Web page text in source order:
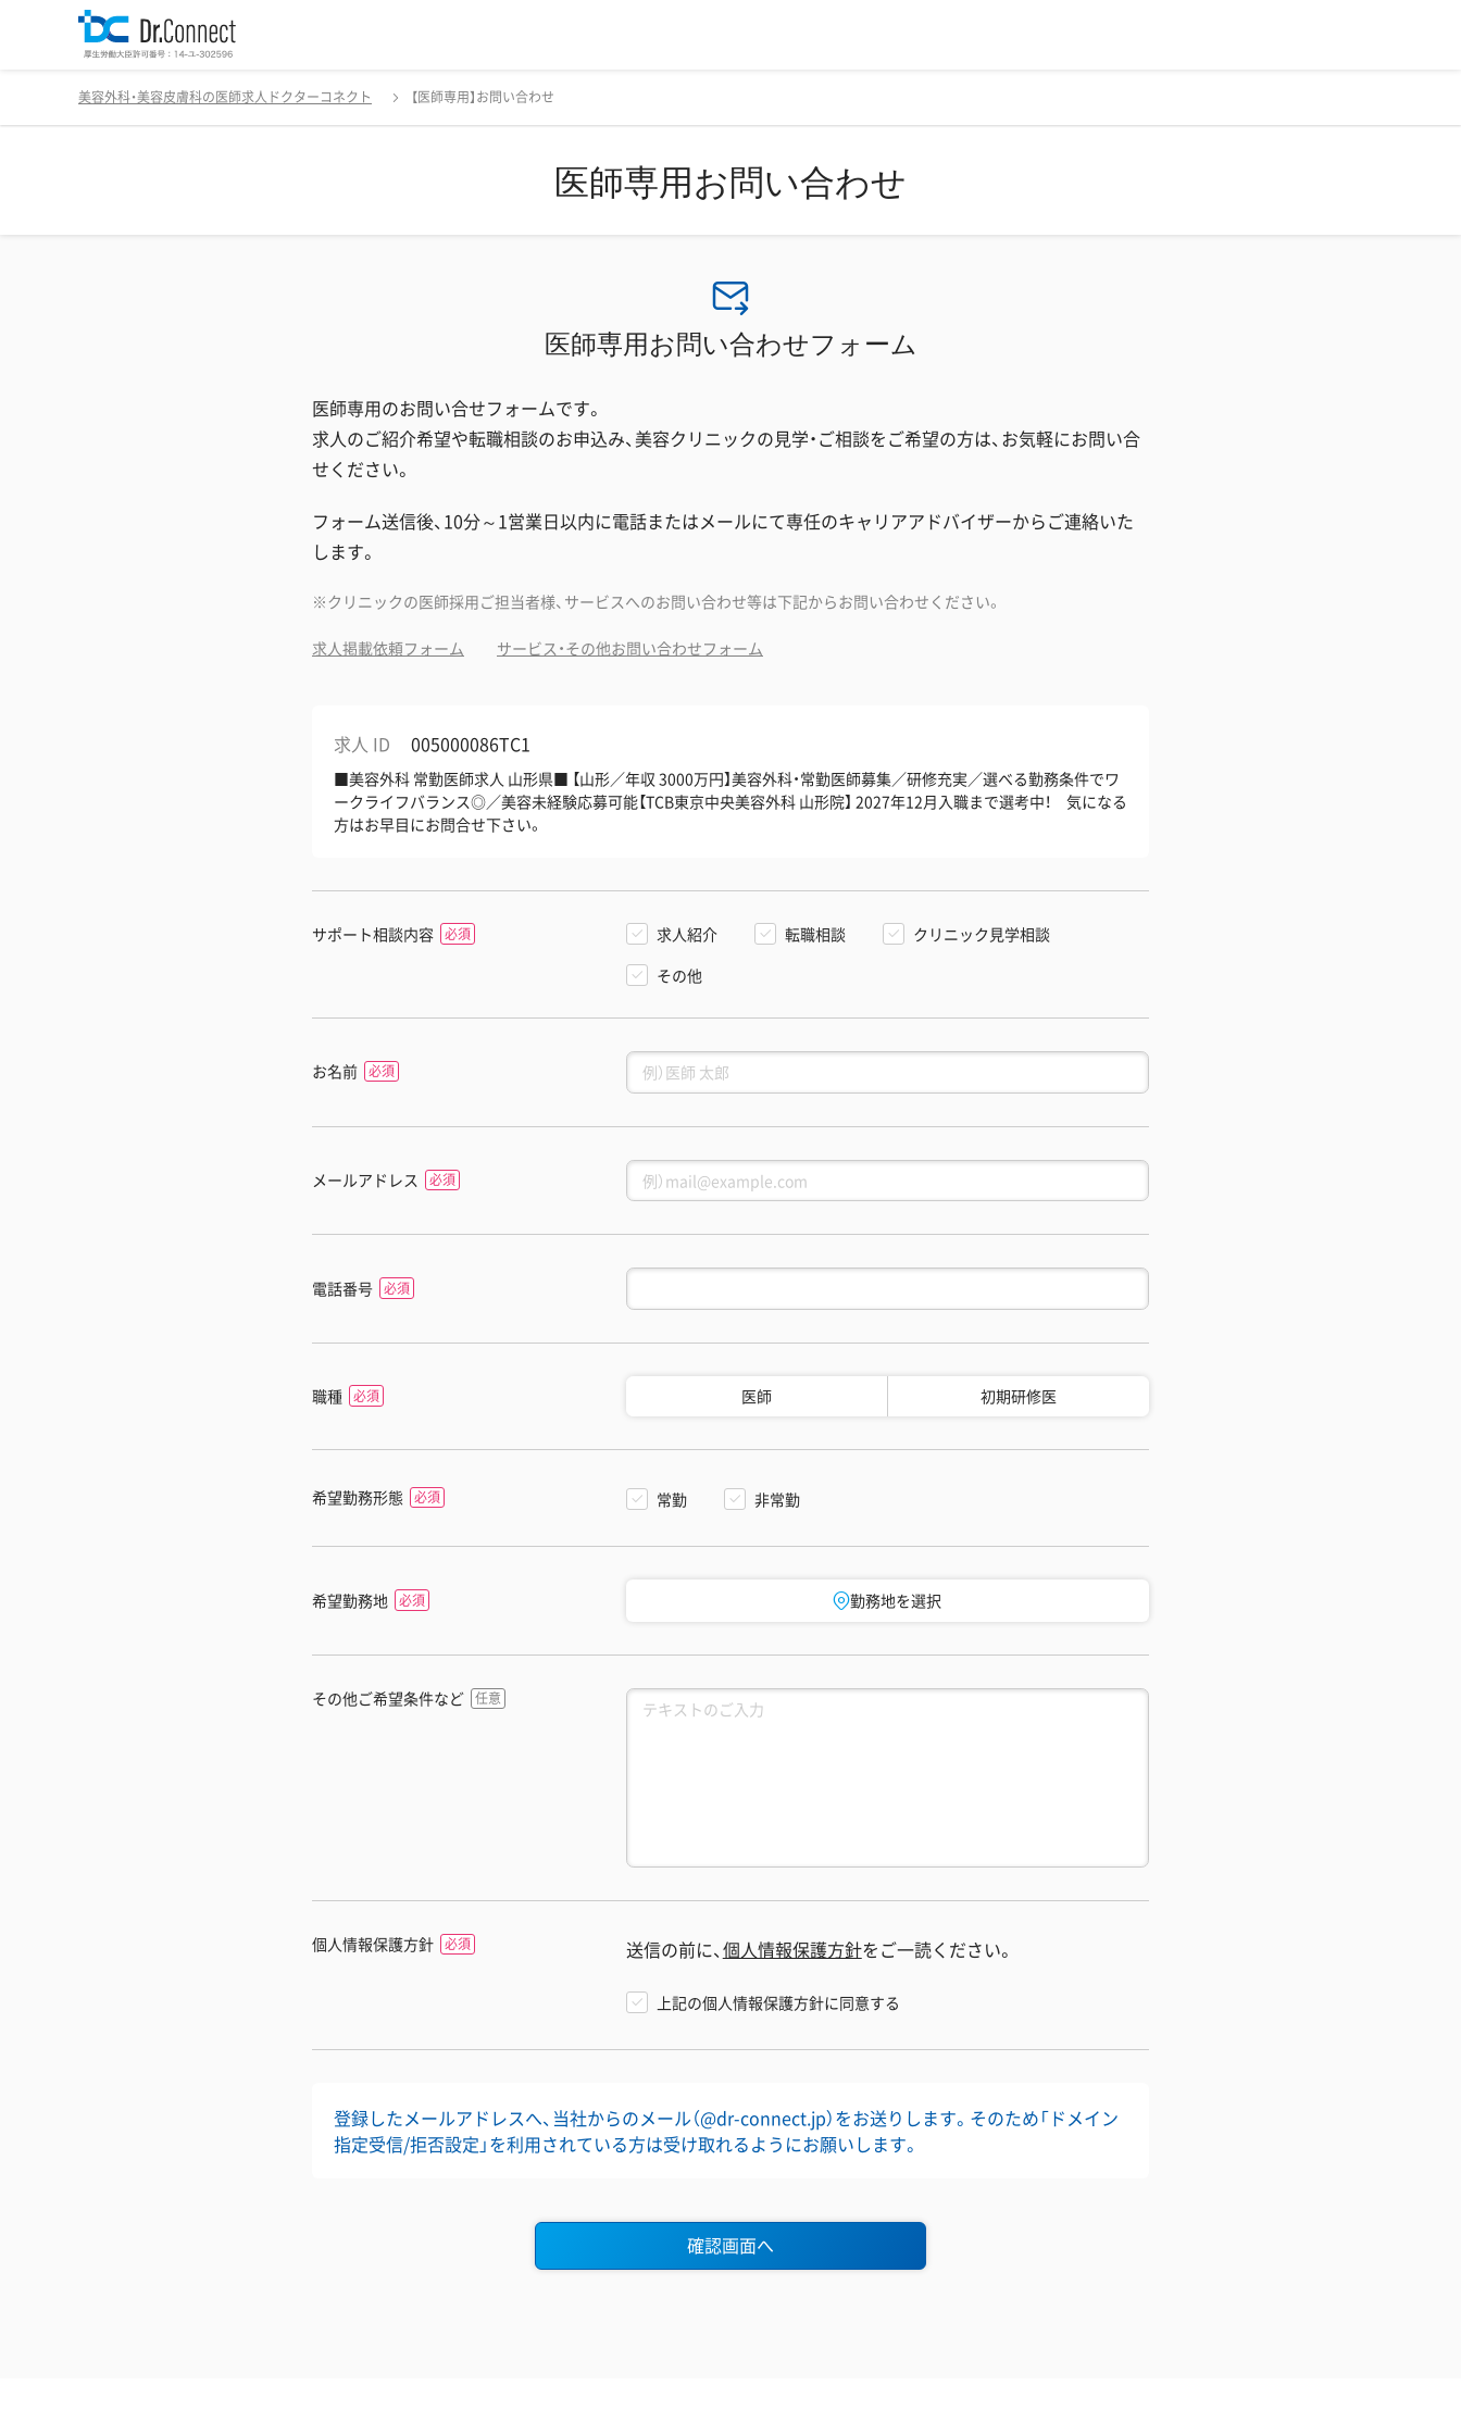
美容外科・美容皮膚科の医師求人ドクターコネクト 【医師専用】お問い合わせ
医師専用お問い合わせ
医師専用お問い合わせフォーム
医師専用のお問い合せフォームです。
求人のご紹介希望や転職相談のお申込み、美容クリニックの見学・ご相談をご希望の方は、お気軽にお問い合
せください。
フォーム送信後、10分～1営業日以内に電話またはメールにて専任のキャリアアドバイザーからご連絡いた
します。
クリニックの医師採用ご担当者様、サービスへのお問い合わせ等は下記からお問い合わせください。
求人掲載依頼フォーム サービス・その他お問い合わせフォーム
求人 ID 005000086TC1
■美容外科 常勤医師求人 山形県■ 【山形／年収 3000万円】美容外科・常勤医師募集／研修充実／選べる勤務条件でワ
ークライフバランス◎／美容未経験応募可能【TCB東京中央美容外科 山形院】 2027年12月入職まで選考中！ 気になる
方はお早目にお問合せ下さい。
サポート相談内容 求人紹介 転職相談
クリニック見学相談
その他
お名前
メールアドレス
電話番号
職種 医師 初期研修医
希望勤務形態 常勤 非常勤
希望勤務地 勤務地を選択
その他ご希望条件など
個人情報保護方針 送信の前に、個人情報保護方針をご一読ください。
上記の個人情報保護方針に同意する
登録したメールアドレスへ、当社からのメール（@dr-connect.jp）をお送りします。そのため「ドメイン
指定受信/拒否設定」を利用されている方は受け取れるようにお願いします。
確認画面へ